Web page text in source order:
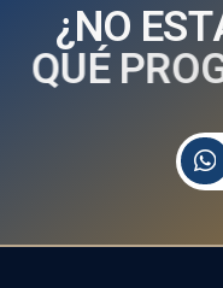
¿NO EST
QUÉ PRO